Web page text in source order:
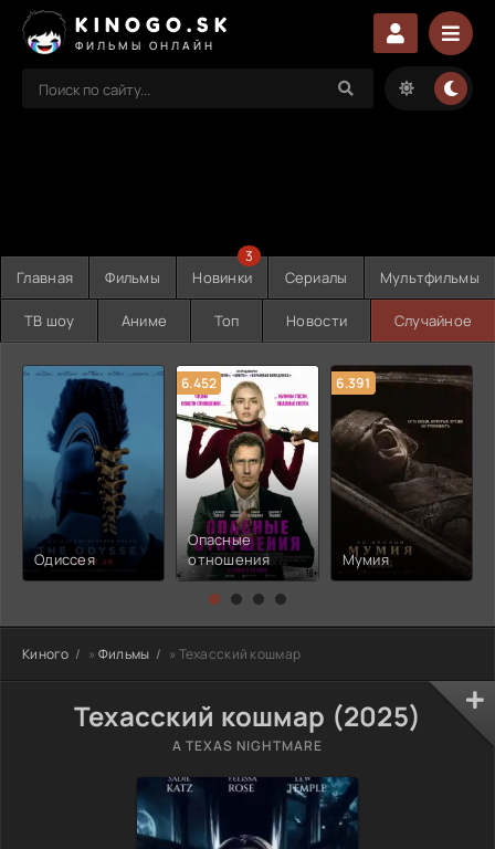
KINOGO.SK
ФИЛЬМЫ ОНЛАЙН
Главная Фильмы Новинки
3
Сериалы Мультфильмы
ТВ шоу Аниме Топ Новости Случайное
Одиссея
6.452
Опасные
отношения
6.391
Мумия
Киного » Фильмы » Техасский кошмар
Техасский кошмар (2025)
A TEXAS NIGHTMARE